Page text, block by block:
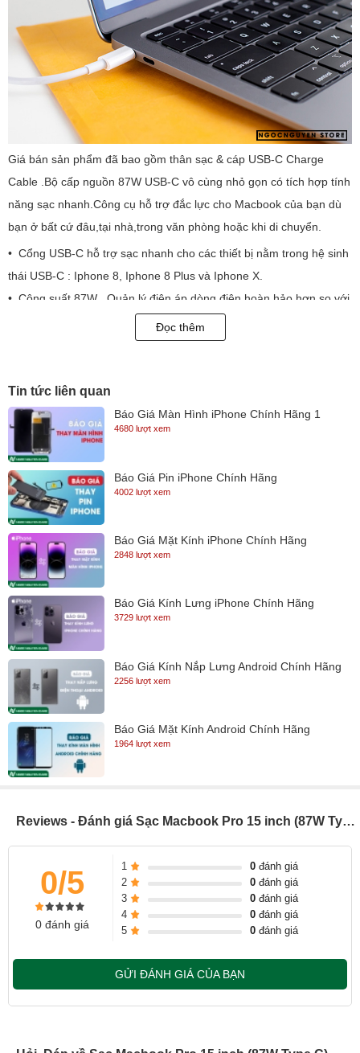
Giá bán sản phẩm đã bao gồm thân sạc & cáp USB-C Charge
Cable .Bộ cấp nguồn 87W USB-C vô cùng nhỏ gọn có tích hợp tính
năng sạc nhanh.Công cụ hỗ trợ đắc lực cho Macbook của bạn dù
bạn ở bất cứ đâu,tại nhà,trong văn phòng hoặc khi di chuyển.
• Cổng USB-C hỗ trợ sạc nhanh cho các thiết bị nằm trong hệ sinh
thái USB-C : Iphone 8, Iphone 8 Plus và Iphone X.
• Công suất 87W , Quản lý điện áp dòng điện hoàn hảo hơn so với
các thiết bị kết nối cổng Magsafe đời cũ.
• Khả năng chống va đập tốt cũng như độ đàn hồi dẻo dai khi sử
• Chế độ sạc thông minh,tự động ngắt nguồn điện khi pin được sạc
đầy.Hoàn toàn không gây hại cho pin
Bảo hành sản phẩm :
Sạc Macbook Pro 87W USB-C
chúng tôi cung cấp đã bao gồm thân sạc và sợi cáp USB-C Charge
Cable.Chất lượng sản phẩm được cam kết tuyệt đối.Chúng tôi chỉ
cung cấp Sạc Macbook chính hãng và được sản xuất theo tiêu
chuẩn của Apple.Chính sách hoàn tiền khi khách hàng phát hiện
Đọc thêm
Tin tức liên quan
Báo Giá Màn Hình iPhone Chính Hãng 1
4680 lượt xem
Báo Giá Pin iPhone Chính Hãng
4002 lượt xem
Báo Giá Mặt Kính iPhone Chính Hãng
2848 lượt xem
Báo Giá Kính Lưng iPhone Chính Hãng
3729 lượt xem
Báo Giá Kính Nắp Lưng Android Chính Hãng
2256 lượt xem
Báo Giá Mặt Kính Android Chính Hãng
1964 lượt xem
Reviews - Đánh giá Sạc Macbook Pro 15 inch (87W Type C)
0/5
0 đánh giá
1 0đánh giá
2
0đánh giá
3
0đánh giá
4
0đánh giá
5
0đánh giá
GỬI ĐÁNH GIÁ CỦA BẠN